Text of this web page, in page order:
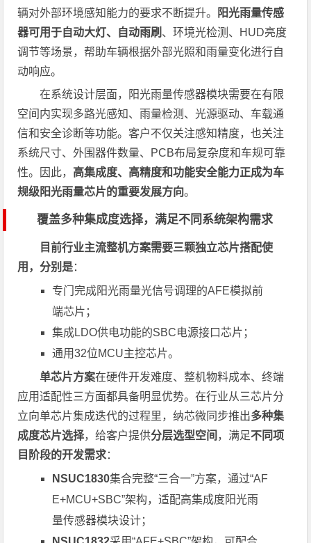
辆对外部环境感知能力的要求不断提升。
阳光雨量传感
器可用于自动大灯、自动雨刷 、环境光检测、HUD亮度
调节等场景，帮助车辆根据外部光照和雨量变化进行自
动响应。
在系统设计层面，阳光雨量传感器模块需要在有限
空间内实现多路光感知、雨量检测、光源驱动、车载通
信和安全诊断等功能。客户不仅关注感知精度，也关注
系统尺寸、外围器件数量、PCB布局复杂度和车规可靠
性。因此， 高集成度、高精度和功能安全能力正成为车
规级阳光雨量芯片的重要发展方向。
覆盖多种集成度选择，满足不同系统架构需求
目前行业主流整机方案需要三颗独立芯片搭配使
用，分别是：
专门完成阳光雨量光信号调理的AFE模拟前
端芯片；
集成LDO供电功能的SBC电源接口芯片；
通用32位MCU主控芯片。
单芯片方案在硬件开发难度、整机物料成本、终端
应用适配性三方面都具备明显优势。在行业从三芯片分
立向单芯片集成迭代的过程里，纳芯微同步推出多种集
成度芯片选择，给客户提供分层选型空间 ，满足不同项
目阶段的开发需求：
NSUC1830集合完整“三合一”方案，通过“AF
E+MCU+SBC”架构，适配高集成度阳光雨
量传感器模块设计；